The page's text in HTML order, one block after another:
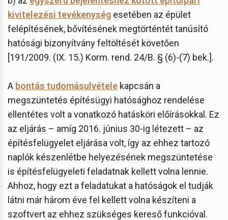
kivitelezési tevékenység esetében az épület
felépítésének, bővítésének megtörténtét tanúsító
hatósági bizonyítvány feltöltését követően
[191/2009. (IX. 15.) Korm. rend. 24/B. § (6)-(7) bek.].
A bontás tudomásulvétele kapcsán a
megszüntetés építésügyi hatósághoz rendelése
ellentétes volt a vonatkozó hatásköri előírásokkal. Ez
az eljárás – amíg 2016. június 30-ig létezett – az
építésfelügyelet eljárása volt, így az ehhez tartozó
naplók készenlétbe helyezésének megszüntetése
is építésfelügyeleti feladatnak kellett volna lennie.
Ahhoz, hogy ezt a feladatukat a hatóságok el tudják
látni már három éve fel kellett volna készíteni a
szoftvert az ehhez szükséges kereső funkcióval.